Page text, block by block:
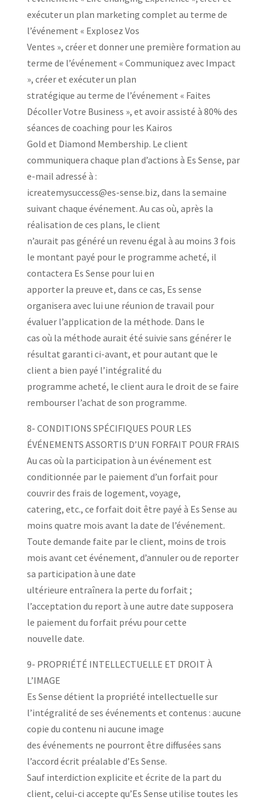
exécuter un plan marketing complet au terme de
l’événement « Explosez Vos
Ventes », créer et donner une première formation au
terme de l’événement « Communiquez avec Impact
», créer et exécuter un plan
stratégique au terme de l’événement « Faites
Décoller Votre Business », et avoir assisté à 80% des
séances de coaching pour les Kairos
Gold et Diamond Membership. Le client
communiquera chaque plan d’actions à Es Sense, par
e-mail adressé à :
icreatemysuccess@es-sense.biz, dans la semaine
suivant chaque événement. Au cas où, après la
réalisation de ces plans, le client
n’aurait pas généré un revenu égal à au moins 3 fois
le montant payé pour le programme acheté, il
contactera Es Sense pour lui en
apporter la preuve et, dans ce cas, Es sense
organisera avec lui une réunion de travail pour
évaluer l’application de la méthode. Dans le
cas où la méthode aurait été suivie sans générer le
résultat garanti ci-avant, et pour autant que le
client a bien payé l’intégralité du
programme acheté, le client aura le droit de se faire
rembourser l’achat de son programme.
8- CONDITIONS SPÉCIFIQUES POUR LES
ÉVÉNEMENTS ASSORTIS D’UN FORFAIT POUR FRAIS
Au cas où la participation à un événement est
conditionnée par le paiement d’un forfait pour
couvrir des frais de logement, voyage,
catering, etc., ce forfait doit être payé à Es Sense au
moins quatre mois avant la date de l’événement.
Toute demande faite par le client, moins de trois
mois avant cet événement, d’annuler ou de reporter
sa participation à une date
ultérieure entraînera la perte du forfait ;
l’acceptation du report à une autre date supposera
le paiement du forfait prévu pour cette
nouvelle date.
9- PROPRIÉTÉ INTELLECTUELLE ET DROIT À
L’IMAGE
Es Sense détient la propriété intellectuelle sur
l’intégralité de ses événements et contenus : aucune
copie du contenu ni aucune image
des événements ne pourront être diffusées sans
l’accord écrit préalable d’Es Sense.
Sauf interdiction explicite et écrite de la part du
client, celui-ci accepte qu’Es Sense utilise toutes les